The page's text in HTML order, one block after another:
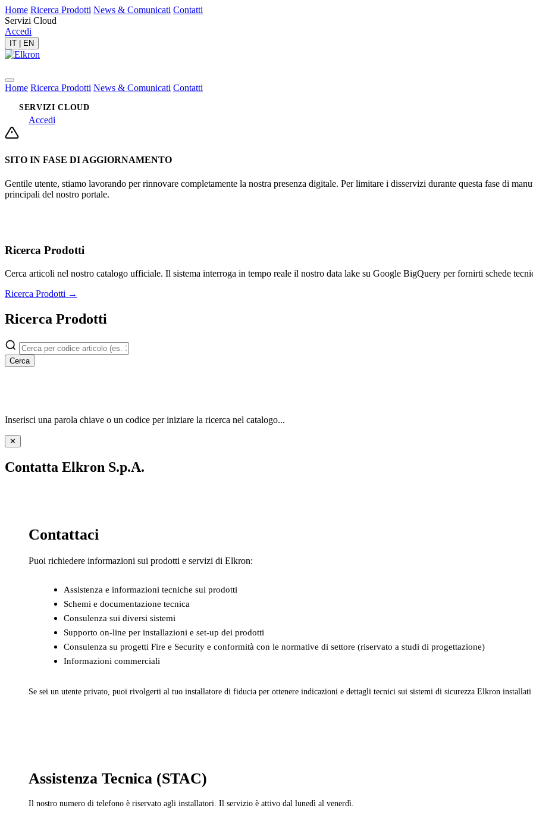
Home Ricerca Prodotti News & Comunicati Contatti
Servizi Cloud
Accedi
IT EN
Home Ricerca Prodotti News & Comunicati Contatti
SERVIZI CLOUD
Accedi
SITO IN FASE DI AGGIORNAMENTO
Gentile utente, stiamo lavorando per rinnovare completamente la nostra presenza digitale. Per limitare i disservizi durante questa fase di
principali del nostro portale.
Ricerca Prodotti
Cerca articoli nel nostro catalogo ufficiale. Il sistema interroga in tempo reale il nostro data lake su Google BigQuery per fornirti schede
Ricerca Prodotti →
Ricerca Prodotti
Cerca
Inserisci una parola chiave o un codice per iniziare la ricerca nel catalogo...
✕
Contatta Elkron S.p.A.
Contattaci
Puoi richiedere informazioni sui prodotti e servizi di Elkron:
Assistenza e informazioni tecniche sui prodotti
Schemi e documentazione tecnica
Consulenza sui diversi sistemi
Supporto on-line per installazioni e set-up dei prodotti
Consulenza su progetti Fire e Security e conformità con le normative di settore (riservato a studi di progettazione)
Informazioni commerciali
Se sei un utente privato, puoi rivolgerti al tuo installatore di fiducia per ottenere indicazioni e dettagli tecnici sui sistemi di sicurezza Elkron installati
Assistenza Tecnica (STAC)
Il nostro numero di telefono è riservato agli installatori. Il servizio è attivo dal lunedì al venerdì.